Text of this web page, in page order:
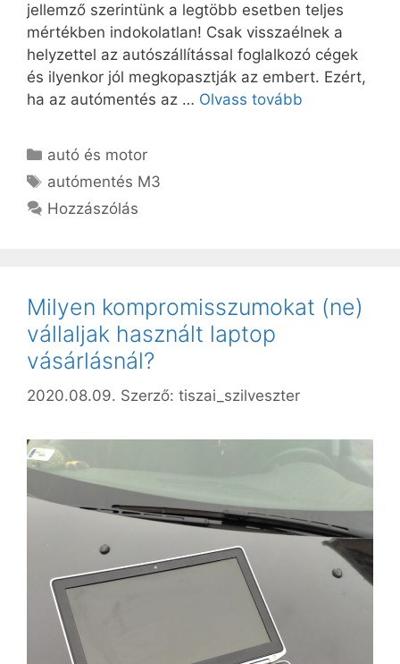
jellemző szerintünk a legtöbb esetben teljes
mértékben indokolatlan! Csak visszaélnek a
helyzettel az autószállítással foglalkozó cégek
és ilyenkor jól megkopasztják az embert. Ezért,
ha az autómentés az … Olvass tovább
Kategória
autó és motor
Címkék
autómentés M3
Hozzászólás
Milyen kompromisszumokat (ne)
vállaljak használt laptop
vásárlásnál?
2020.08.09. Szerző: tiszai_szilveszter